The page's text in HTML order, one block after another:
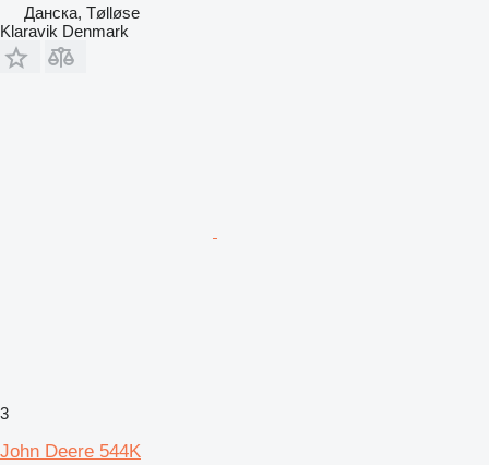
Данска, Tølløse
Klaravik Denmark
3
John Deere 544K